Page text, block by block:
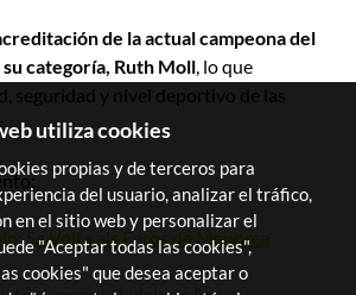
de la actual campeona del
categoría, Ruth Moll, lo que
seguridad y nivel deportivo de las
Sa Volta als Faros de Menorca
utiliza cookies
propias y de terceros para
del usuario, analizar el tráfico,
en el sitio web y personalizar el
"Aceptar todas las cookies",
cookies" que desea aceptar o